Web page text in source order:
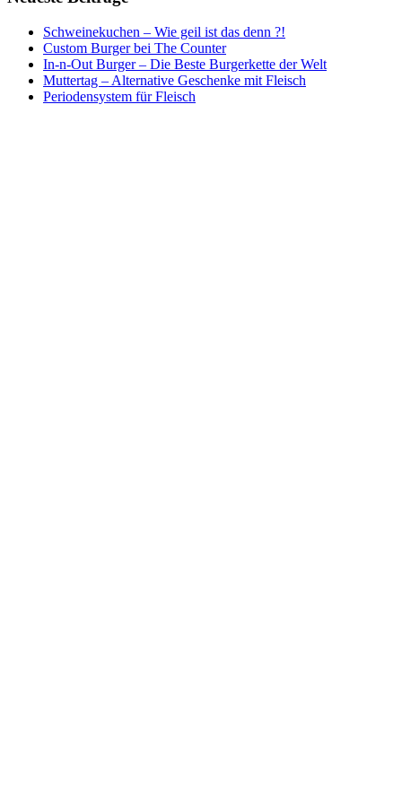
Schweinekuchen – Wie geil ist das denn ?!
Custom Burger bei The Counter
In-n-Out Burger – Die Beste Burgerkette der Welt
Muttertag – Alternative Geschenke mit Fleisch
Periodensystem für Fleisch